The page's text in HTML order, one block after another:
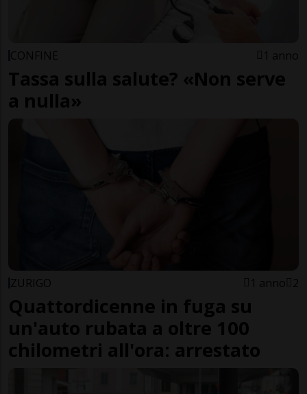
CONFINE 1 anno
Tassa sulla salute? «Non serve
a nulla»
ZURIGO 1 anno 2
Quattordicenne in fuga su
un'auto rubata a oltre 100
chilometri all'ora: arrestato